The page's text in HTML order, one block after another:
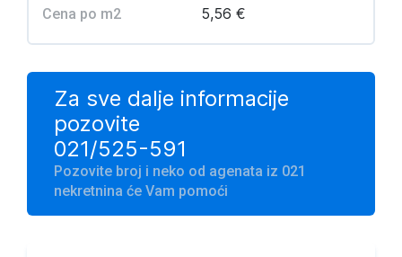
Cena po m2 5,56 €
Za sve dalje informacije
pozovite
021/525-591
Pozovite broj i neko od agenata iz 021
nekretnina će Vam pomoći